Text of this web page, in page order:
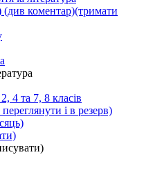
коментар)(тримати
4 та 7, 8 класів
і в резерв)